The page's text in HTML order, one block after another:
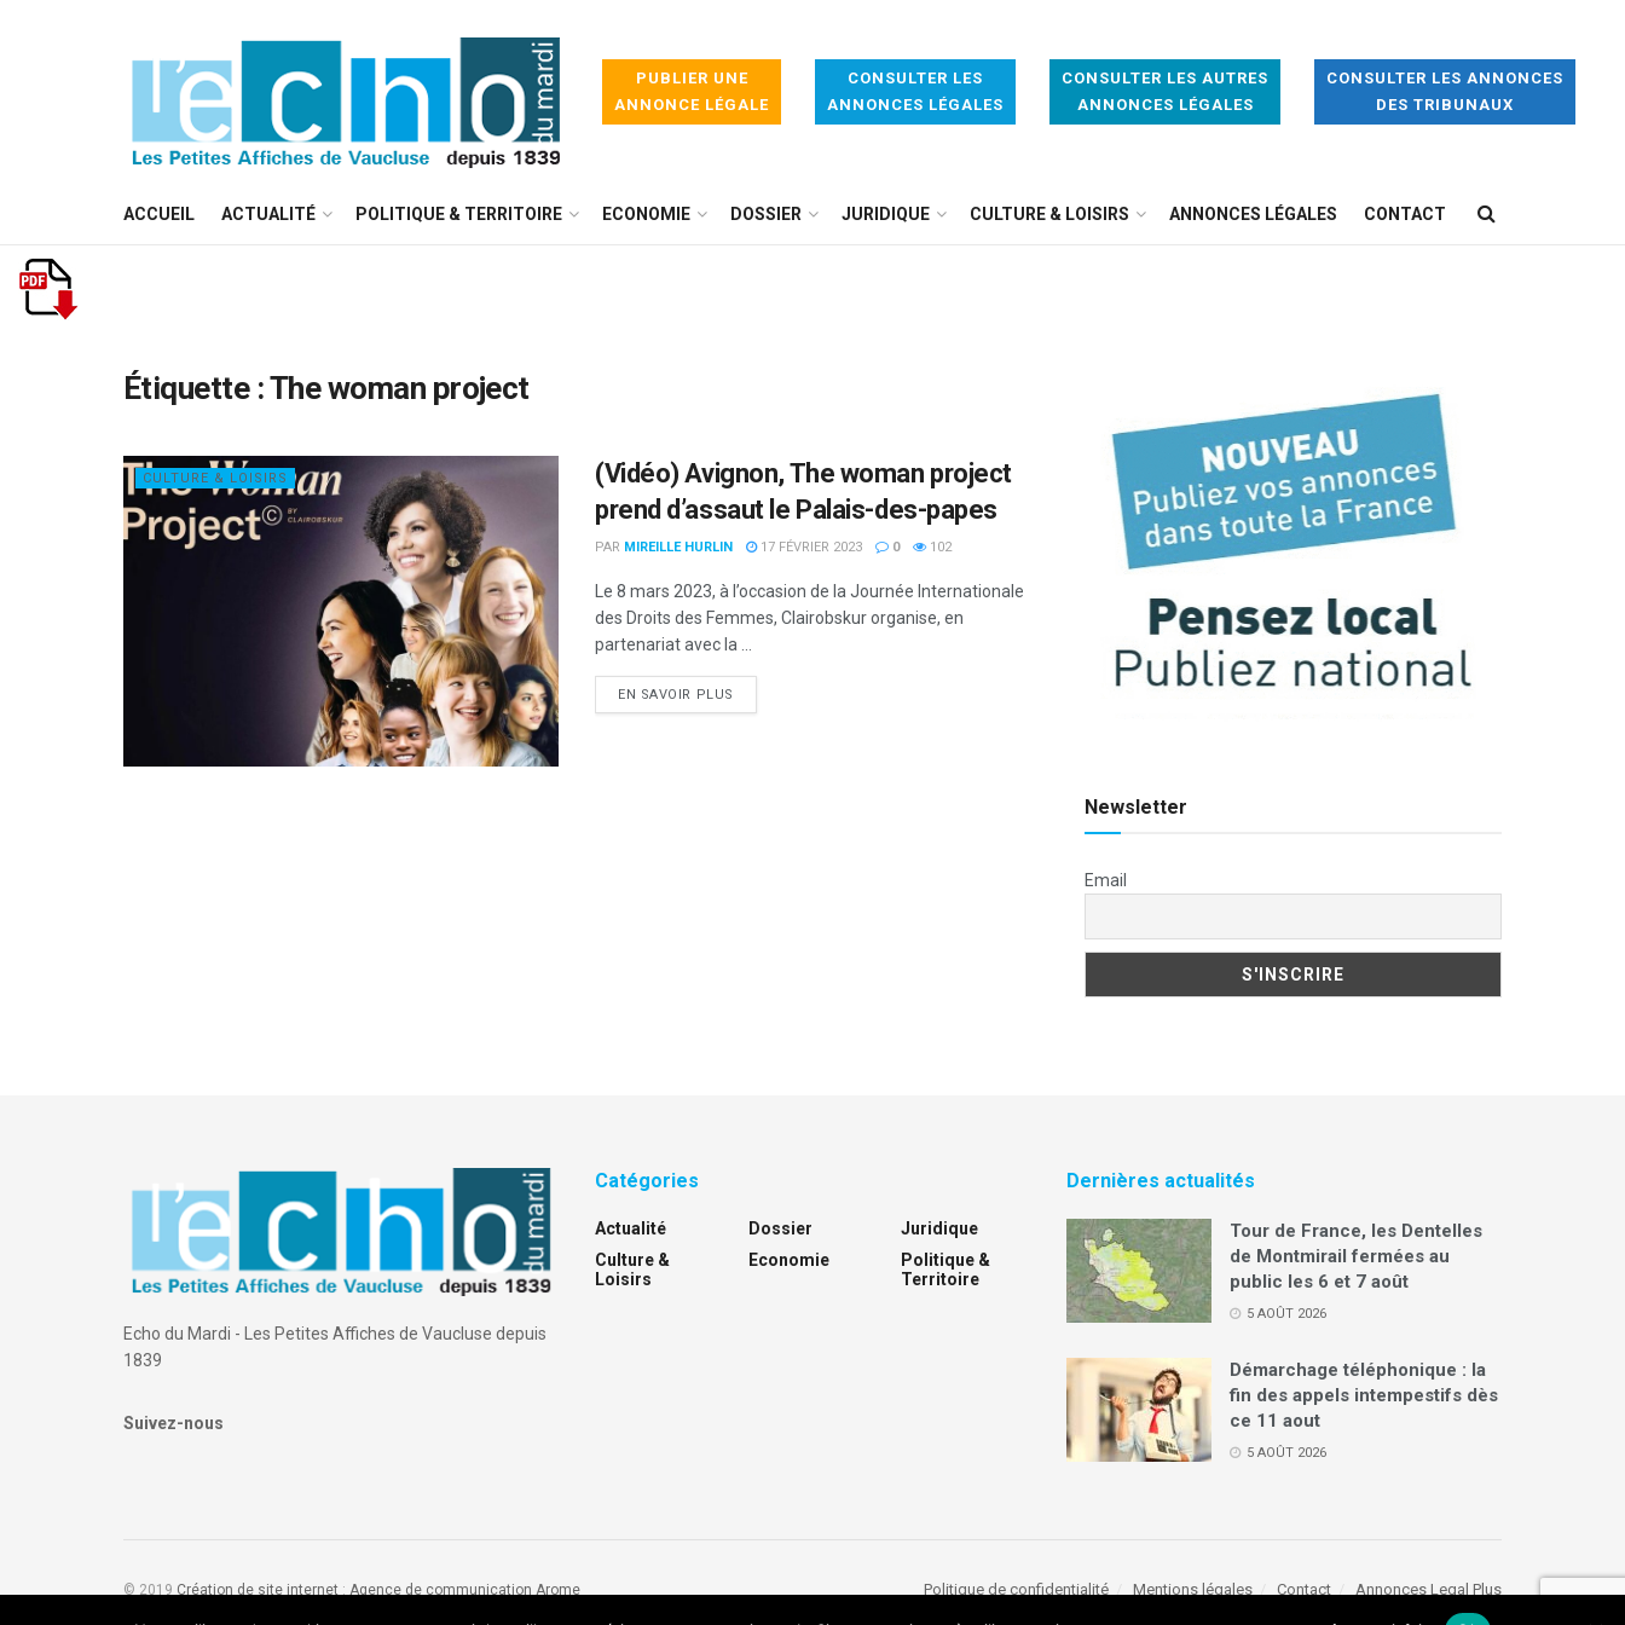
PUBLIER UNE
ANNONCE LÉGALE
CONSULTER LES
ANNONCES LÉGALES
CONSULTER LES AUTRES
ANNONCES LÉGALES
CONSULTER LES ANNONCES
DES TRIBUNAUX
ACCUEIL ACTUALITÉ POLITIQUE & TERRITOIRE ECONOMIE DOSSIER JURIDIQUE CULTURE & LOISIRS ANNONCES LÉGALES CONTACT
Étiquette :The woman project
CULTURE & LOISIRS
(Vidéo) Avignon, The woman project
prend d’assaut le Palais-des-papes
PAR MIREILLE HURLIN 17 FÉVRIER 2023 0 102
Le 8 mars 2023, à l’occasion de la Journée Internationale
des Droits des Femmes, Clairobskur organise, en
partenariat avec la ...
EN SAVOIR PLUS
Newsletter
Email
Echo du Mardi - Les Petites Affiches de Vaucluse depuis
1839
Suivez-nous
Catégories
Actualité
Culture &
Loisirs
Dossier
Economie
Juridique
Politique &
Territoire
Dernières actualités
Tour de France, les Dentelles
de Montmirail fermées au
public les 6 et 7 août
5 AOÛT 2026
Démarchage téléphonique : la
fin des appels intempestifs dès
ce 11 aout
5 AOÛT 2026
Politique de confidentialité Mentions légales Contact Annonces Legal Plus
© 2019 Création de site internet : Agence de communication Arome